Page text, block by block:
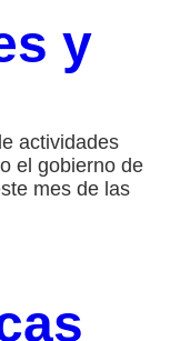
y
actividades
el gobierno de
mes de las